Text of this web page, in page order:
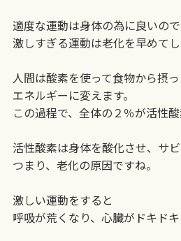
適度な運動は身体の為に良いの
激しすぎる運動は老化を早めてし
人間は酸素を使って食物から摂
エネルギーに変えます。
この過程で、全体の２％が活性酸
活性酸素は身体を酸化させ、サビ
つまり、老化の原因ですね。
激しい運動をすると
呼吸が荒くなり、心臓がドキドキ